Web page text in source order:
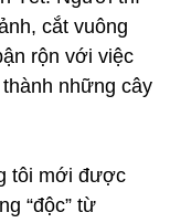
cắt vuông
rộn với việc
những cây
tôi mới được
“độc” từ